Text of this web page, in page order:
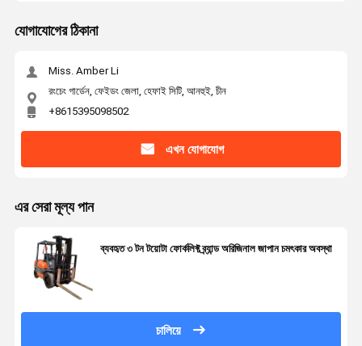
যোগাযোগের ঠিকানা
Miss. Amber Li
রংচেং গার্ডেন, ফেইডং জেলা, হেফাই সিটি, আনহুই, চীন
+8615395098502
এখন যোগাযোগ
এর সেরা মূল্য পান
ব্যবহৃত ৩ টন টয়োটা ফোর্কলিফ্ট ব্র্যান্ড অরিজিনাল জাপান চমৎকার অবস্থা
চালিয়ে